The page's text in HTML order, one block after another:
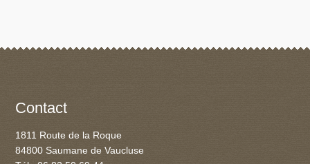
Contact
1811 Route de la Roque
84800 Saumane de Vaucluse